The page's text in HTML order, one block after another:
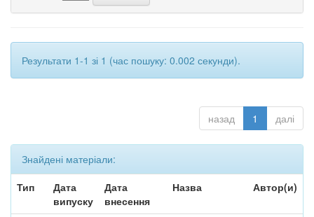
Результати 1-1 зі 1 (час пошуку: 0.002 секунди).
назад 1 далі
Знайдені матеріали:
Тип
Дата
випуску
Дата
внесення
Назва Автор(и)